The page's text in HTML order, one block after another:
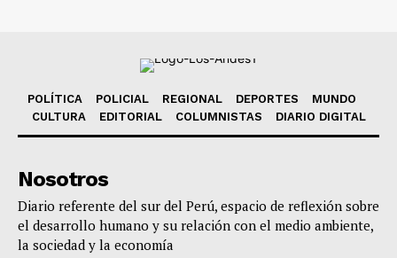
POLÍTICA POLICIAL REGIONAL DEPORTES
MUNDO
CULTURA
EDITORIAL COLUMNISTAS DIARIO DIGITAL
Nosotros
Diario referente del sur del Perú, espacio de reflexión sobre
el desarrollo humano y su relación con el medio ambiente,
la sociedad y la economía